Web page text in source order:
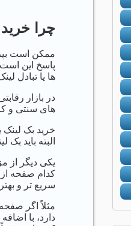
چرا
ممکن است
پاسخ این است
ها یا تبادل
در بازار
های سنتی و
خرید بک لینک
البته باید
یکی دیگر از
کدام صفحه
سریع تر و
مثلاً اگر
دارد، با